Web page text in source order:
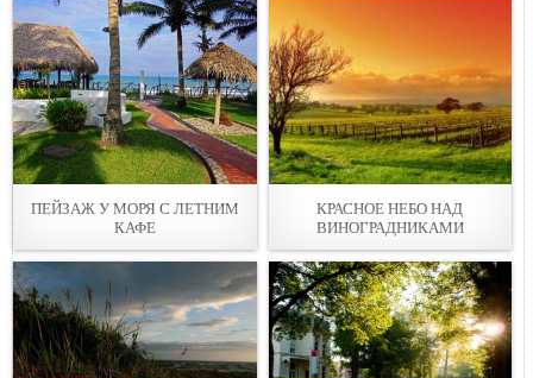
ПЕЙЗАЖ У МОРЯ С ЛЕТНИМ
КАФЕ
КРАСНОЕ НЕБО НАД
ВИНОГРАДНИКАМИ